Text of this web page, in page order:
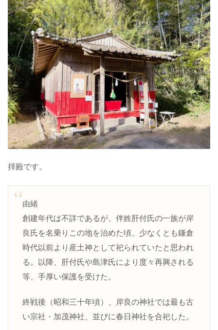
拝殿です。
由緒
創建年代は不詳であるが、伴姓肝付氏の一族が岸
良氏を名乗りこの地を治めた頃、少なくとも鎌倉
時代以前より産土神として祀られていたと思われ
る。以降、肝付氏や島津氏により度々再興される
等、手厚い保護を受けた。
終戦後（昭和三十年頃）、岸良の神社では最も古
い宗社・加茂神社、並びに春日神社を合祀した。